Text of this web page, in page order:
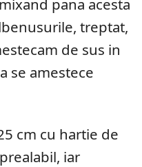
pana acesta
treptat,
de sus in
se amestece
cm cu hartie de
iar